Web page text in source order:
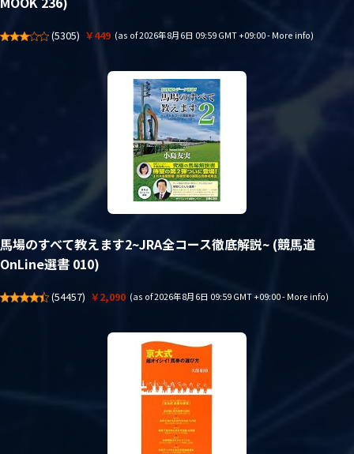
(5305) ￥449 (as of 2026年8月6日 09:59 GMT +09:00 - More info)
馬場のすべて教えます2~JRA全コース徹底解説~ (競馬道
OnLine選書 010)
(54457) ￥2,090 (as of 2026年8月6日 09:59 GMT +09:00 - More info)